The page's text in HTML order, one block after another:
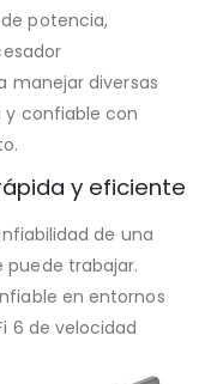
potencia,
manejar diversas
y confiable con
y eficiente
de una
trabajar.
en entornos
6 de velocidad